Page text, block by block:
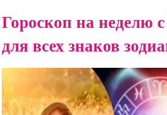
Гороскоп на неделю с
для всех знаков